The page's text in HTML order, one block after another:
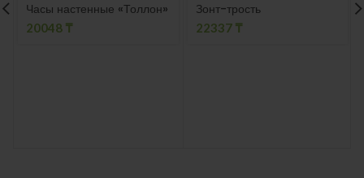
Часы настенные «Толлон»
20048 ₸
Зонт-трость
22337 ₸